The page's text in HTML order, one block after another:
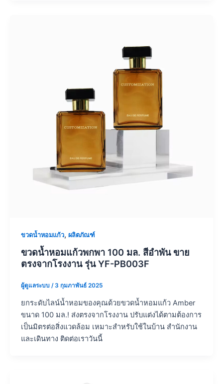
ขวดน้ำหอมแก้ว, ผลิตภัณฑ์
ขวดน้ำหอมแก้วพกพา 100 มล. สีอำพัน ขาย
ตรงจากโรงงาน รุ่น YF-PB003F
ผู้ดูแลระบบ /3 กุมภาพันธ์ 2025
ยกระดับไลน์น้ำหอมของคุณด้วยขวดน้ำหอมแก้ว Amber
ขนาด 100 มล.! ส่งตรงจากโรงงาน ปรับแต่งได้ตามต้องการ
เป็นมิตรต่อสิ่งแวดล้อม เหมาะสำหรับใช้ในบ้าน สำนักงาน
และเดินทาง ติดต่อเราวันนี้